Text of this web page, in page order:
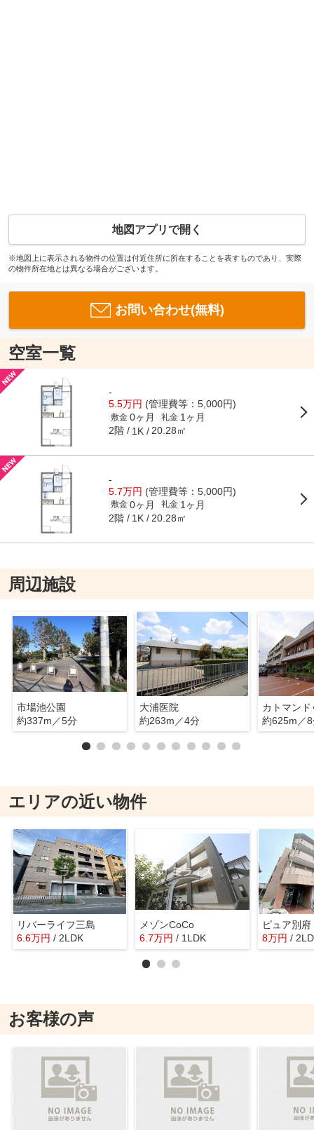
地図アプリで開く
※地図上に表示される物件の位置は付近住所に所在することを表すものであり、実際
の物件所在地とは異なる場合がございます。
お問い合わせ(無料)
空室一覧
-
5.5万円 (管理費等：5,000円)
敷金 0ヶ月 礼金 1ヶ月
2階 1K 20.28㎡
-
5.7万円 (管理費等：5,000円)
敷金 0ヶ月 礼金 1ヶ月
2階 1K 20.28㎡
周辺施設
市場池公園
約337m／5分
大浦医院
約263m／4分
約625m／
エリアの近い物件
リバーライフ三島
6.6万円 / 2LDK
メゾンCoCo
6.7万円 / 1LDK
ピュア別府
8万円 /
お客様の声